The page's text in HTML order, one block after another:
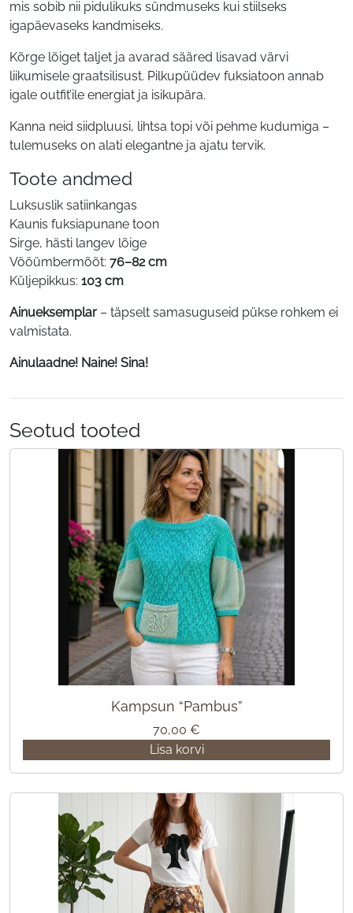
mis sobib nii pidulikuks sündmuseks kui stiilseks
igapäevaseks kandmiseks.
Kõrge lõiget taljet ja avarad sääred lisavad värvi
liikumisele graatsilisust. Pilkupüüdev fuksiatoon annab
igale outfit’ile energiat ja isikupära.
Kanna neid siidpluusi, lihtsa topi või pehme kudumiga –
tulemuseks on alati elegantne ja ajatu tervik.
Toote andmed
Luksuslik satiinkangas
Kaunis fuksiapunane toon
Sirge, hästi langev lõige
Vööümbermõõt: 76–82 cm
Küljepikkus: 103 cm
Ainueksemplar – täpselt samasuguseid pükse rohkem ei
valmistata.
Ainulaadne! Naine! Sina!
Seotud tooted
Kampsun “Pambus”
70,00 €
Lisa korvi